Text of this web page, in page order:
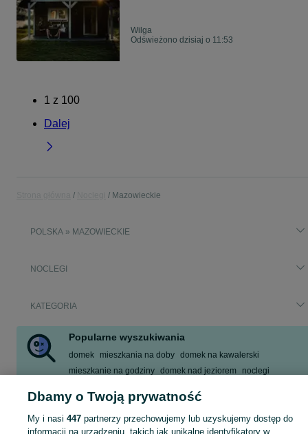
Wilga
Odświeżono dzisiaj o 11:53
1 z 100
Dalej
Mazowieckie
POLSKA » MAZOWIECKIE
NOCLEGI
KATEGORIA
Popularne wyszukiwania
domek mieszkania na doby domek na kawalerski
mieszkanie na godziny domek nad jeziorem noclegi
Dbamy o Twoją prywatność
My i nasi 447partnerzy przechowujemy lub uzyskujemy dostęp do
informacji na urządzeniu, takich jak unikalne identyfikatory w